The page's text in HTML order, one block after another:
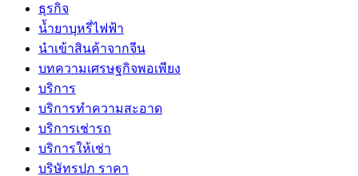
ธุรกิจ
น้ำยาบุหรี่ไฟฟ้า
นำเข้าสินค้าจากจีน
บทความเศรษฐกิจพอเพียง
บริการ
บริการทำความสะอาด
บริการเช่ารถ
บริการให้เช่า
บริษัทรปภ ราคา